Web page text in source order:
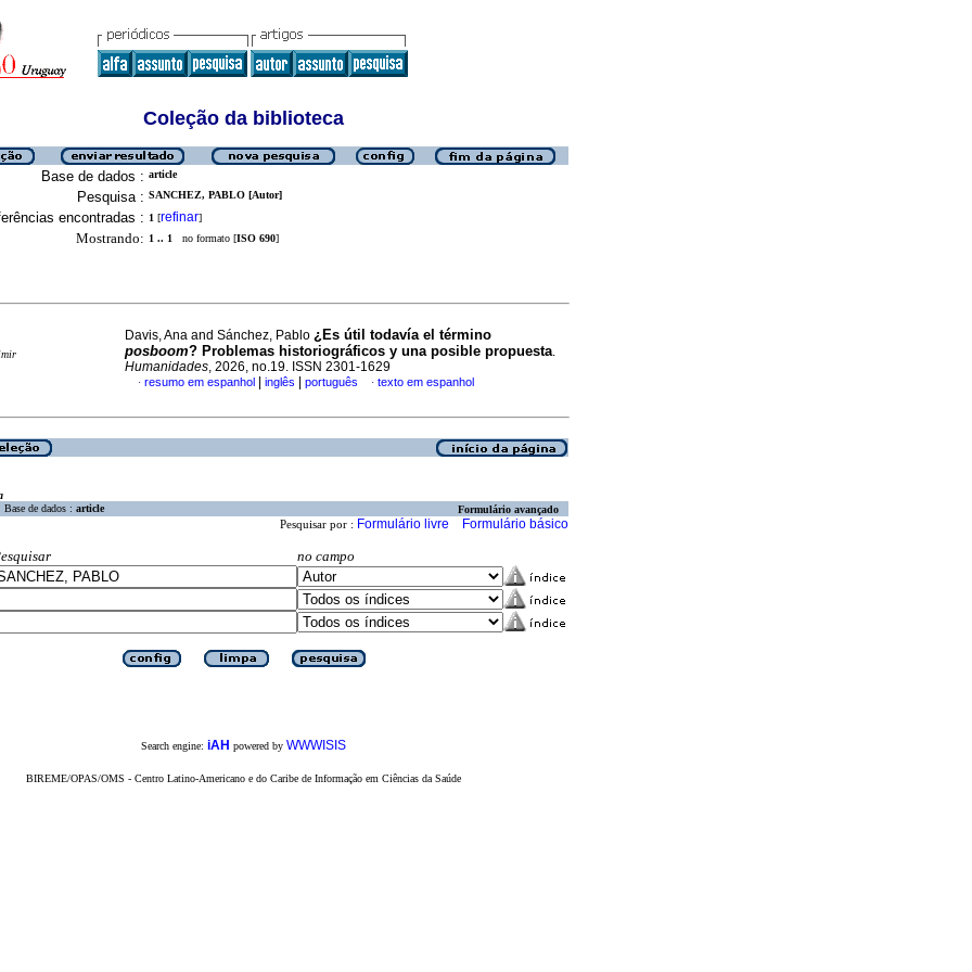
Coleção da biblioteca
Base de dados : article
Pesquisa : SANCHEZ, PABLO [Autor]
encontradas : 1 [refinar]
Mostrando: 1 .. 1 no formato [ISO 690]
Davis, Ana and Sánchez, Pablo ¿Es útil todavía el término
posboom? Problemas historiográficos y una posible propuesta.
Humanidades, 2026, no.19. ISSN 2301-1629
· resumo em espanhol inglês português · texto em espanhol
Base de dados : article Formulário avançado
Pesquisar por : Formulário livre Formulário básico
no campo
Search engine: iAH powered by WWWISIS
BIREME/OPAS/OMS - Centro Latino-Americano e do Caribe de Informação em Ciências da Saúde